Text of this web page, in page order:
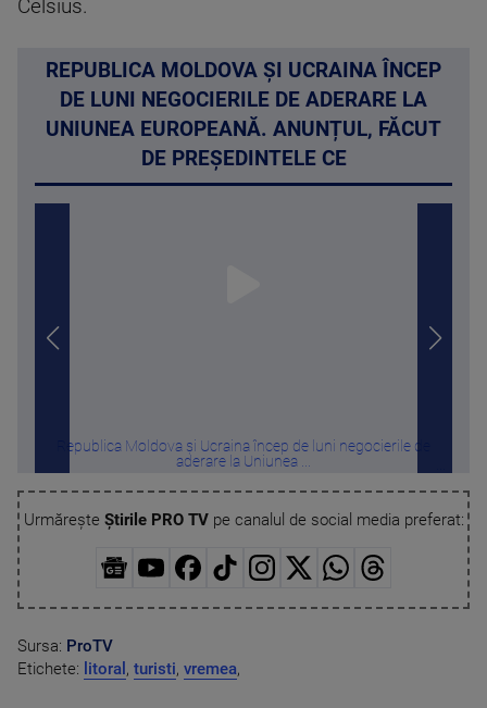
Celsius.
REPUBLICA MOLDOVA ȘI UCRAINA ÎNCEP
DE LUNI NEGOCIERILE DE ADERARE LA
UNIUNEA EUROPEANĂ. ANUNȚUL, FĂCUT
DE PREȘEDINTELE CE
Republica Moldova și Ucraina încep de luni negocierile de
aderare la Uniunea ...
Urmărește Știrile PRO TVpe canalul de social media preferat:
Sursa: ProTV
Etichete: litoral , turisti, vremea,